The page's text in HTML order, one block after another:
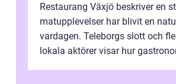
Restaurang Växjö beskriver en
matupplevelser har blivit en
vardagen. Teleborgs slott och
lokala aktörer visar hur